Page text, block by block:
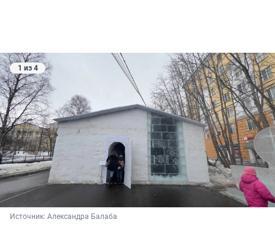
1 из 4
Источник: Александра Балаба